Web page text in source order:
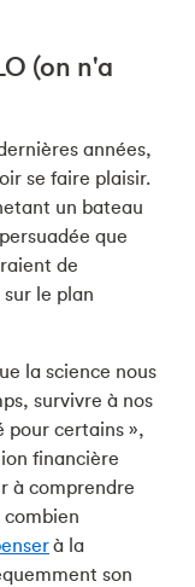
(on n'a
années,
se faire plaisir.
un bateau
que
de
le plan
la science nous
survivre à nos
pour certains »,
financière
à comprendre
à la
son